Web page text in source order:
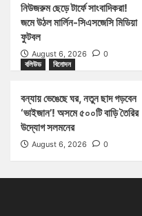
নিউজরুম ছেড়ে টার্ফে সাংবাদিকরা!
জমে উঠল মার্লিন-সিএসজেসি মিডিয়া
ফুটবল
August 6, 2026 0
বলিউড
বিনোদন
বন্যায় ভেঙেছে ঘর, নতুন ছাদ গড়বেন
‘ভাইজান’! অসমে ৫০০টি বাড়ি তৈরির
উদ্যোগ সলমনের
August 6, 2026 0